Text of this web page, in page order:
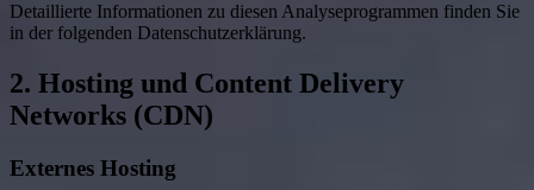
Detaillierte Informationen zu diesen Analyseprogrammen finden Sie
in der folgenden Datenschutzerklärung.
2. Hosting und Content Delivery
Networks (CDN)
Externes Hosting